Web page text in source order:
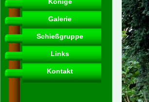
Galerie
Schießgruppe
Links
Kontakt